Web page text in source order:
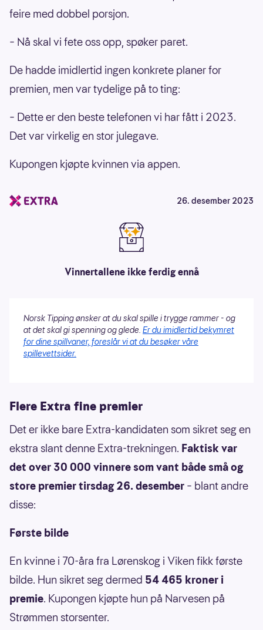
feire med dobbel porsjon.
– Nå skal vi fete oss opp, spøker paret.
De hadde imidlertid ingen konkrete planer for
premien, men var tydelige på to ting:
– Dette er den beste telefonen vi har fått i 2023.
Det var virkelig en stor julegave.
Kupongen kjøpte kvinnen via appen.
26. desember 2023
Vinnertallene ikke ferdig ennå
Norsk Tipping ønsker at du skal spille i trygge rammer - og
at det skal gi spenning og glede. Er du imidlertid bekymret
for dine spillvaner, foreslår vi at du besøker våre
spillevettsider.
Flere Extra fine premier
Det er ikke bare Extra-kandidaten som sikret seg en
ekstra slant denne Extra-trekningen. Faktisk var
det over 30 000 vinnere som vant både små og
store premier tirsdag 26. desember – blant andre
disse:
Første bilde
En kvinne i 70-åra fra Lørenskog i Viken fikk første
bilde. Hun sikret seg dermed 54 465 kroner i
premie. Kupongen kjøpte hun på Narvesen på
Strømmen storsenter.